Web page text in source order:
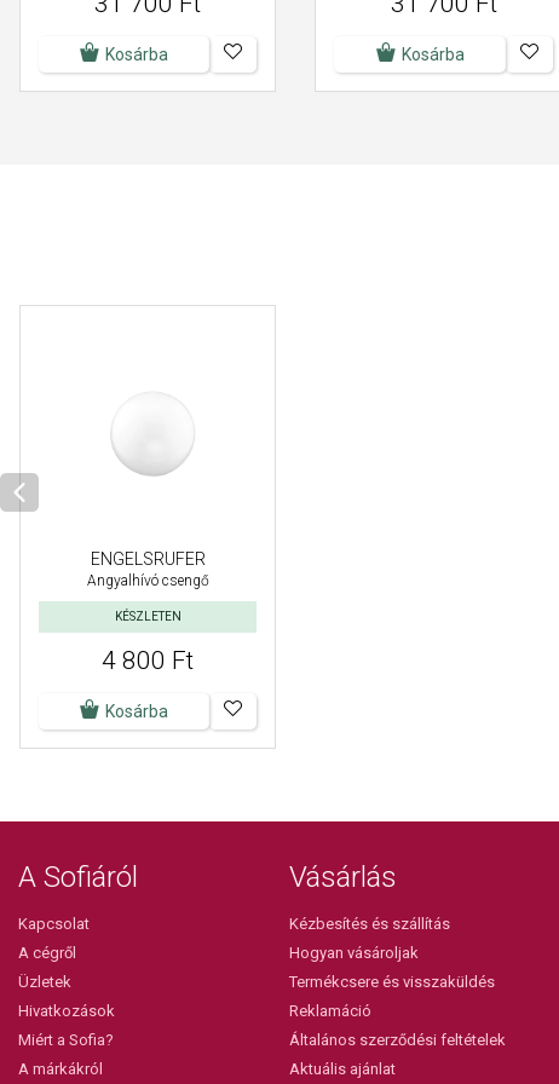
Kosárba Kosárba
ENGELSRUFER
Angyalhívó csengő
KÉSZLETEN
4 800 Ft
Kosárba
A Sofiáról
Kapcsolat
A cégről
Üzletek
Hivatkozások
Miért a Sofia?
A márkákról
Vásárlás
Kézbesítés és szállítás
Hogyan vásároljak
Termékcsere és visszaküldés
Reklamáció
Általános szerződési feltételek
Aktuális ajánlat